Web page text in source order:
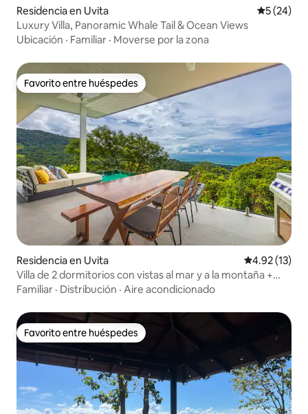
Residencia en Uvita
5 (24)
Luxury Villa, Panoramic Whale Tail & Ocean Views
Ubicación · Familiar · Moverse por la zona
Favorito entre huéspedes
Favorito entre huéspedes
Residencia en Uvita Calificación
4.92 (13)
Villa de 2 dormitorios con vistas al mar y a la montaña +
piscina infinita
Familiar · Distribución · Aire acondicionado
Favorito entre huéspedes
Favorito entre huéspedes